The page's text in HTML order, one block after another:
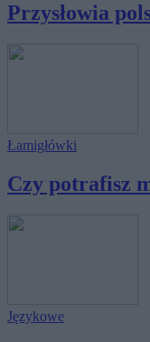
Przysłowia
Łamigłówki
Czy potrafisz
Językowe